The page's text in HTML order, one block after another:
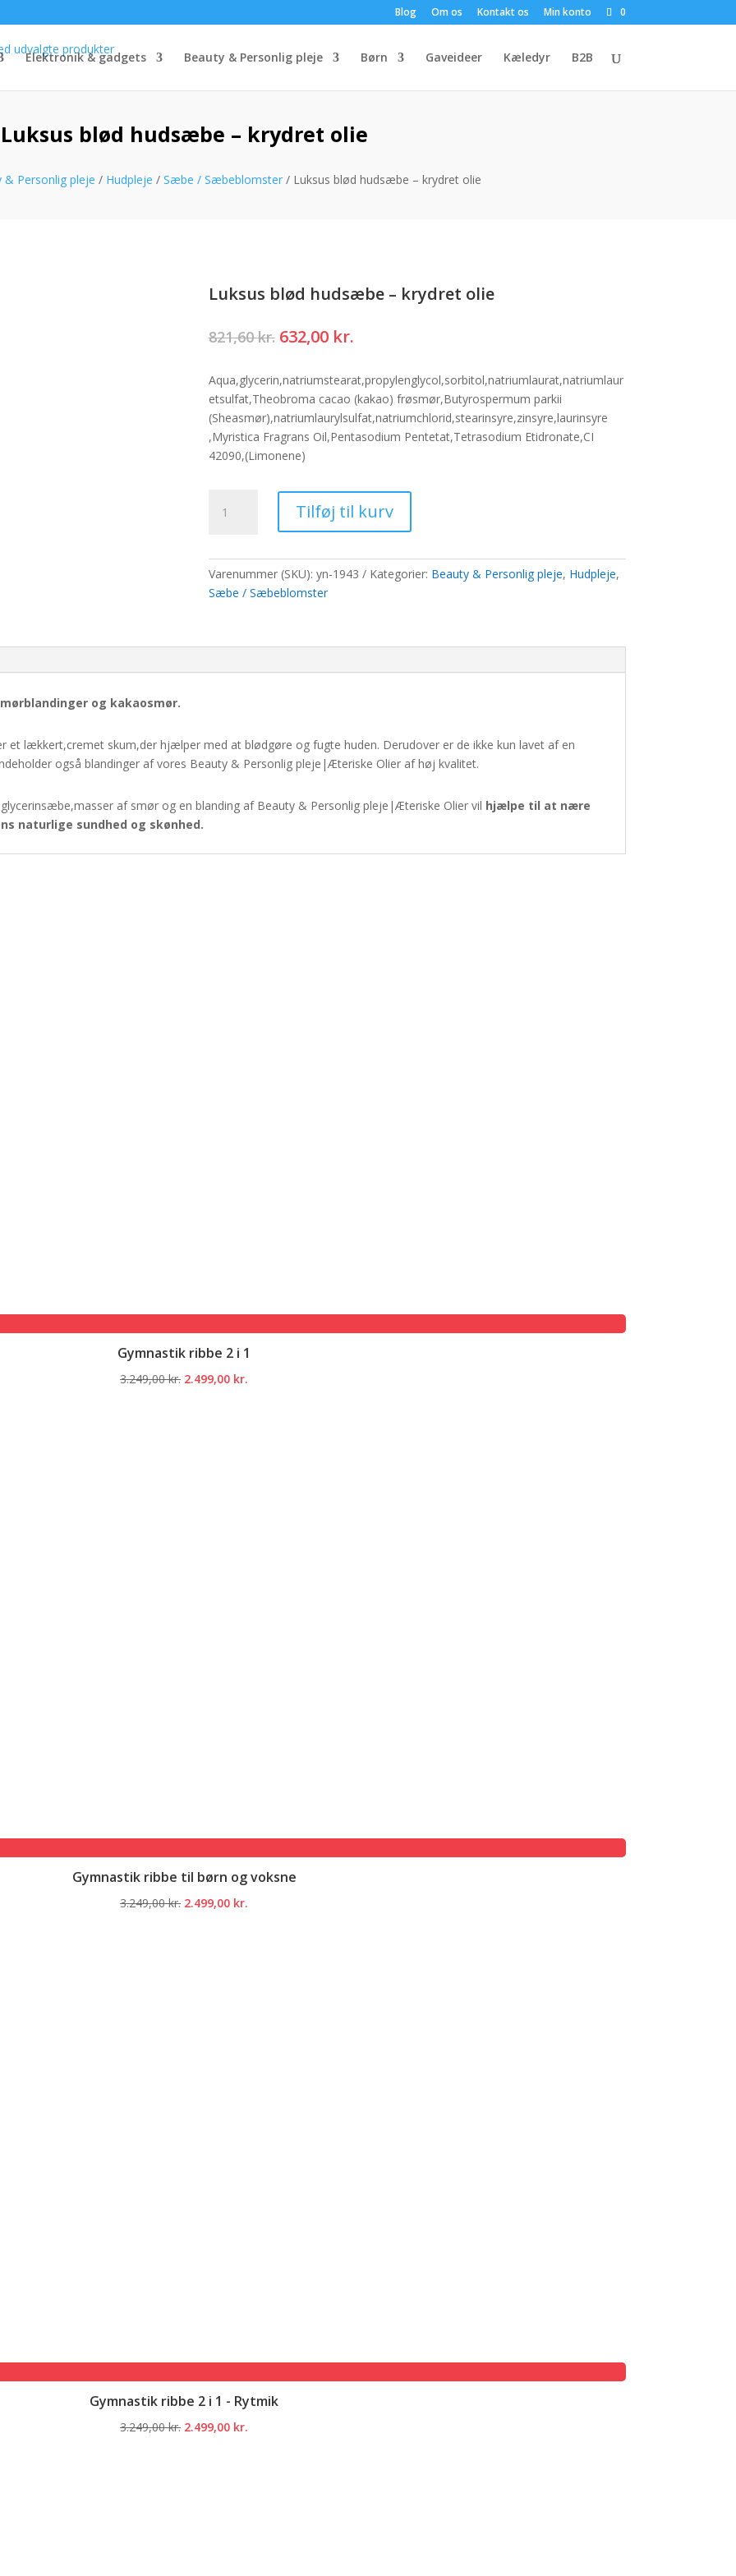
Blog Om os Kontakt os Min konto 0
Elektronik & gadgets Beauty & Personlig pleje Børn Gaveideer Kæledyr B2B
Luksus blød hudsæbe – krydret olie
& Personlig pleje / Hudpleje / Sæbe / Sæbeblomster / Luksus blød hudsæbe – krydret olie
Luksus blød hudsæbe – krydret olie
821,60kr. Den
pris
var:
821,60 kr..
632,00 kr.Den
pris
er:
632,00 kr..
Aqua,glycerin,natriumstearat,propylenglycol,sorbitol,natriumlaurat,natriumlaur
etsulfat,Theobroma cacao (kakao) frøsmør,Butyrospermum parkii
(Sheasmør),natriumlaurylsulfat,natriumchlorid,stearinsyre,zinsyre,laurinsyre
,Myristica Fragrans Oil,Pentasodium Pentetat,Tetrasodium Etidronate,CI
42090,(Limonene)
blød
krydret
olie
Tilføj til kurv
Varenummer (SKU): yn-1943 Kategorier: Beauty & Personlig pleje, Hudpleje,
Sæbe / Sæbeblomster
og kakaosmør.
et lækkert,cremet skum,der hjælper med at blødgøre og fugte huden. Derudover er de ikke kun lavet af en
også blandinger af vores Beauty & Personlig pleje|Æteriske Olier af høj kvalitet.
af smør og en blanding af Beauty & Personlig pleje|Æteriske Olier vil hjælpe til at nære
naturlige sundhed og skønhed.
Gymnastik ribbe 2 i 1
3.249,00kr. Den
2.499,00 kr.
Gymnastik ribbe til børn og voksne
3.249,00kr. Den
2.499,00 kr.
Gymnastik ribbe 2 i 1 - Rytmik
3.249,00kr. Den
2.499,00 kr.